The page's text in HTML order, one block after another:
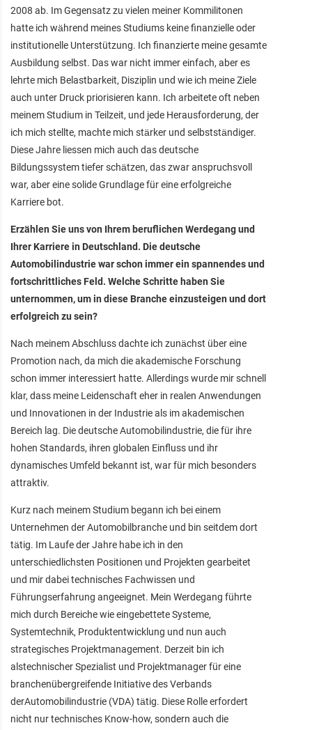
2008 ab. Im Gegensatz zu vielen meiner Kommilitonen
hatte ich während meines Studiums keine finanzielle oder
institutionelle Unterstützung. Ich finanzierte meine gesamte
Ausbildung selbst. Das war nicht immer einfach, aber es
lehrte mich Belastbarkeit, Disziplin und wie ich meine Ziele
auch unter Druck priorisieren kann. Ich arbeitete oft neben
meinem Studium in Teilzeit, und jede Herausforderung, der
ich mich stellte, machte mich stärker und selbstständiger.
Diese Jahre liessen mich auch das deutsche
Bildungssystem tiefer schätzen, das zwar anspruchsvoll
war, aber eine solide Grundlage für eine erfolgreiche
Karriere bot.
Erzählen Sie uns von Ihrem beruflichen Werdegang und
Ihrer Karriere in Deutschland. Die deutsche
Automobilindustrie war schon immer ein spannendes und
fortschrittliches Feld. Welche Schritte haben Sie
unternommen, um in diese Branche einzusteigen und dort
erfolgreich zu sein?
Nach meinem Abschluss dachte ich zunächst über eine
Promotion nach, da mich die akademische Forschung
schon immer interessiert hatte. Allerdings wurde mir schnell
klar, dass meine Leidenschaft eher in realen Anwendungen
und Innovationen in der Industrie als im akademischen
Bereich lag. Die deutsche Automobilindustrie, die für ihre
hohen Standards, ihren globalen Einfluss und ihr
dynamisches Umfeld bekannt ist, war für mich besonders
attraktiv.
Kurz nach meinem Studium begann ich bei einem
Unternehmen der Automobilbranche und bin seitdem dort
tätig. Im Laufe der Jahre habe ich in den
unterschiedlichsten Positionen und Projekten gearbeitet
und mir dabei technisches Fachwissen und
Führungserfahrung angeeignet. Mein Werdegang führte
mich durch Bereiche wie eingebettete Systeme,
Systemtechnik, Produktentwicklung und nun auch
strategisches Projektmanagement. Derzeit bin ich
alstechnischer Spezialist und Projektmanager für eine
branchenübergreifende Initiative des Verbands
derAutomobilindustrie (VDA) tätig. Diese Rolle erfordert
nicht nur technisches Know-how, sondern auch die